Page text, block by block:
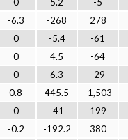
-6.3 -268
278
0 -5.4
-61
0 4.5
-64
0 6.3
-29
0.8 445.5
-1,503
0 -41
199
-0.2 -192.2
380